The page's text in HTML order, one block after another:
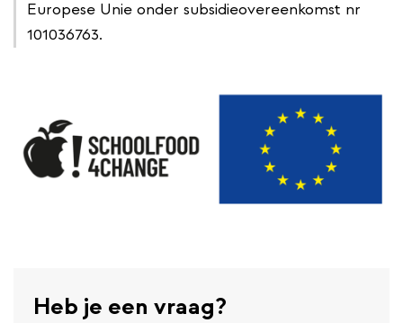
Europese Unie onder subsidieovereenkomst nr
101036763.
Heb je een vraag?